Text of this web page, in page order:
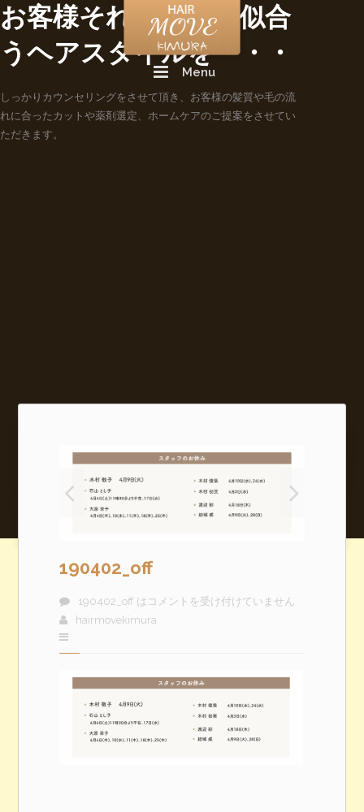
Menu
お客様それぞれに、似合
うヘアスタイルを・・・
しっかりカウンセリングをさせて頂き、お客様の髪質や毛の流
れに合ったカットや薬剤選定、ホームケアのご提案をさせてい
ただきます。
190402_off
190402_off は コメントを受け付けていません
hairmovekimura